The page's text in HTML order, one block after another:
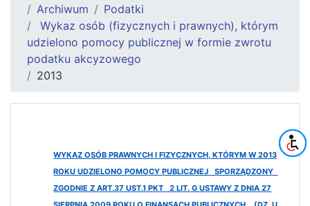
Archiwum
Podatki
Wykaz osób (fizycznych i prawnych), którym
udzielono pomocy publicznej w formie zwrotu
podatku akcyzowego
2013
WYKAZ OSÓB PRAWNYCH I FIZYCZNYCH, KTÓRYM W 2013
ROKU UDZIELONO POMOCY PUBLICZNEJ SPORZĄDZONY
ZGODNIE Z ART.37 UST.1 PKT 2 LIT. G USTAWY Z DNIA 27